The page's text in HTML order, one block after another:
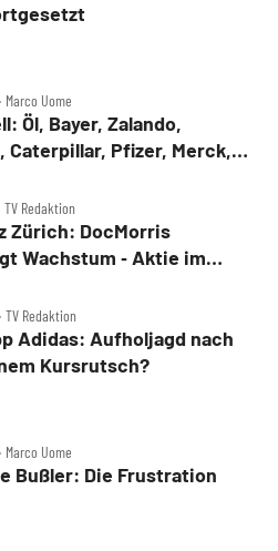
Marco Uome
Öl, Bayer, Zalando,
Caterpillar, Pfizer, Merck,
TV Redaktion
Zürich: DocMorris
Wachstum ‑ Aktie im
TV Redaktion
Adidas: Aufholjagd nach
Kursrutsch?
Marco Uome
Bußler: Die Frustration